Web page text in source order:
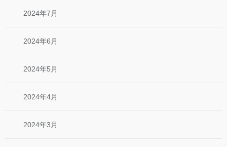
2024年7月
2024年6月
2024年5月
2024年4月
2024年3月